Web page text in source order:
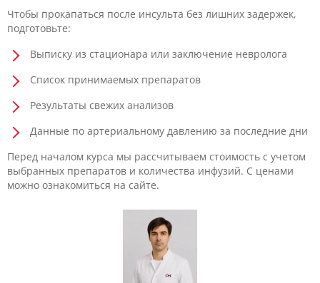
Чтобы прокапаться после инсульта без лишних задержек,
подготовьте:
Выписку из стационара или заключение невролога
Список принимаемых препаратов
Результаты свежих анализов
Данные по артериальному давлению за последние дни
Перед началом курса мы рассчитываем стоимость с учетом
выбранных препаратов и количества инфузий. С ценами
можно ознакомиться на сайте.